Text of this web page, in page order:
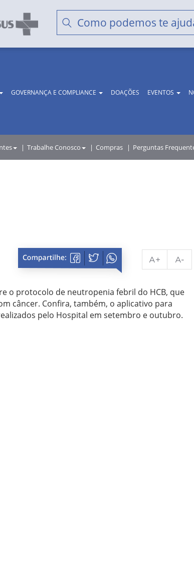
GOVERNANÇA E COMPLIANCE DOAÇÕES EVENTOS
Trabalhe Conosco Compras Perguntas
A+ A-
o protocolo de neutropenia febril do HCB, que
câncer. Confira, também, o aplicativo para
pelo Hospital em setembro e outubro.